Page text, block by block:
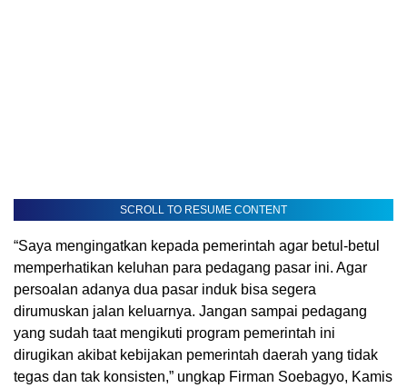
SCROLL TO RESUME CONTENT
“Saya mengingatkan kepada pemerintah agar betul-betul
memperhatikan keluhan para pedagang pasar ini. Agar
persoalan adanya dua pasar induk bisa segera
dirumuskan jalan keluarnya. Jangan sampai pedagang
yang sudah taat mengikuti program pemerintah ini
dirugikan akibat kebijakan pemerintah daerah yang tidak
tegas dan tak konsisten,” ungkap Firman Soebagyo, Kamis